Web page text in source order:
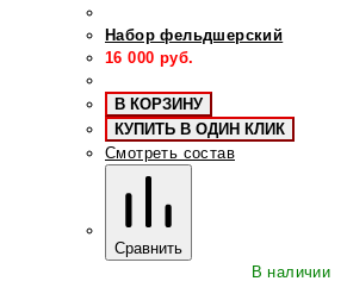
Набор фельдшерский
16 000 руб.
В КОРЗИНУ
КУПИТЬ В ОДИН КЛИК
Смотреть состав
Сравнить
В наличии